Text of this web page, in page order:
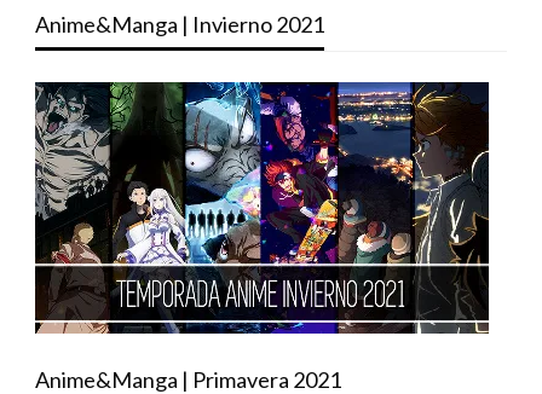
Anime&Manga | Invierno 2021
Anime&Manga | Primavera 2021